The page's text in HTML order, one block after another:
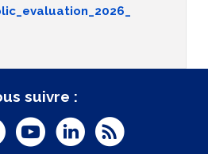
suivre :
F
Y
L
R